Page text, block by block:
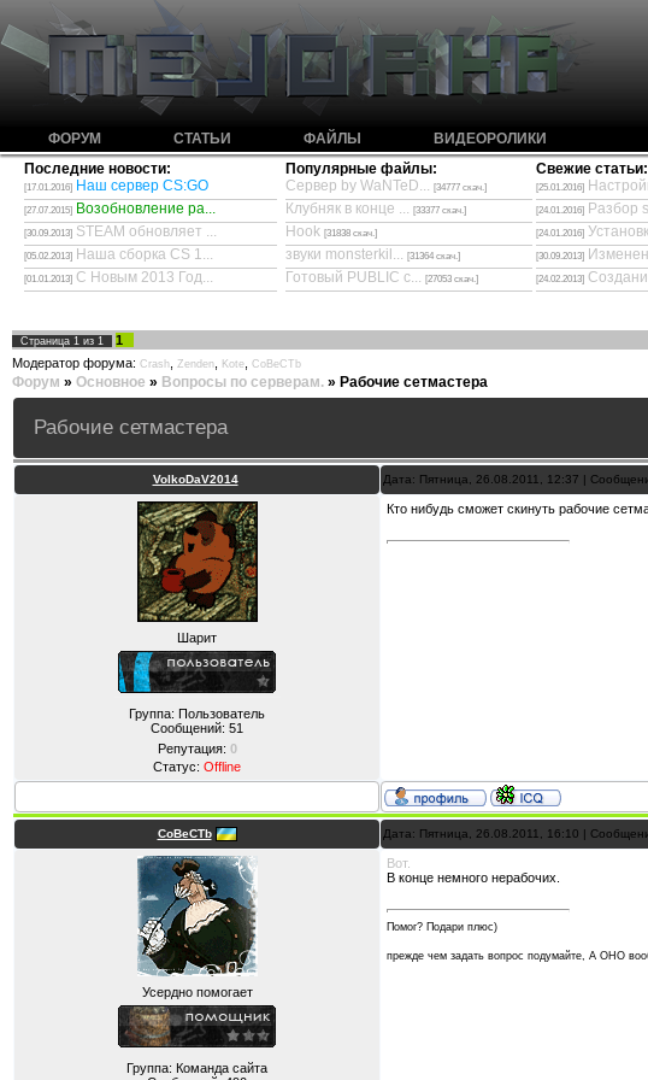
ФОРУМ СТАТЬИ ФАЙЛЫ ВИДЕОРОЛИКИ
Последние новости:
[17.01.2016] Наш сервер CS:GO
[27.07.2015] Возобновление ра...
[30.09.2013] STEAM обновляет ...
[05.02.2013] Наша сборка CS 1...
[01.01.2013] С Новым 2013 Год...
Популярные файлы:
Сервер by WaNTeD... [34777 скач.]
Клубняк в конце ... [33377 скач.]
Hook [31838 скач.]
звуки monsterkil... [31364 скач.]
Готовый PUBLIC с... [27053 скач.]
Свежие статьи:
[25.01.2016]
[24.01.2016] Разбор
[24.01.2016]
[30.09.2013]
[24.02.2013]
Страница 1 из 1
1
Модератор форума: Crash Zenden Kote CoBeCTb
Форум » Основное » Вопросы по серверам. » Рабочие сетмастера
Рабочие сетмастера
VolkoDaV2014 Дата: Пятница, 26.08.2011, 12:37 |
Шарит
Группа: Пользователь
Сообщений: 51
Репутация: 0
Статус: Offline
Кто нибудь сможет скинуть рабочие
CoBeCTb Дата: Пятница, 26.08.2011, 16:10 |
Усердно помогает
Группа: Команда сайта
Вот.
В конце немного нерабочих.
Помог? Подари плюс)
прежде чем задать вопрос подумайте, А ОНО